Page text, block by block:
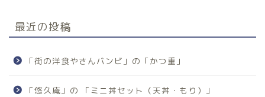
最近の投稿
「街の洋食やさんバンビ」の「かつ重」
「悠久庵」の 「ミニ丼セット（天丼・もり）」